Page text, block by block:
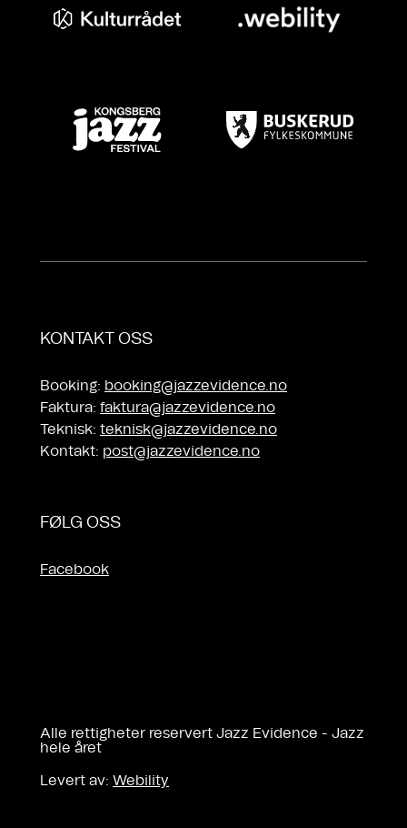
KONTAKT OSS
Booking: booking@jazzevidence.no
Faktura: faktura@jazzevidence.no
Teknisk: teknisk@jazzevidence.no
Kontakt: post@jazzevidence.no
FØLG OSS
Facebook
Alle rettigheter reservert Jazz Evidence - Jazz
hele året
Levert av: Webility